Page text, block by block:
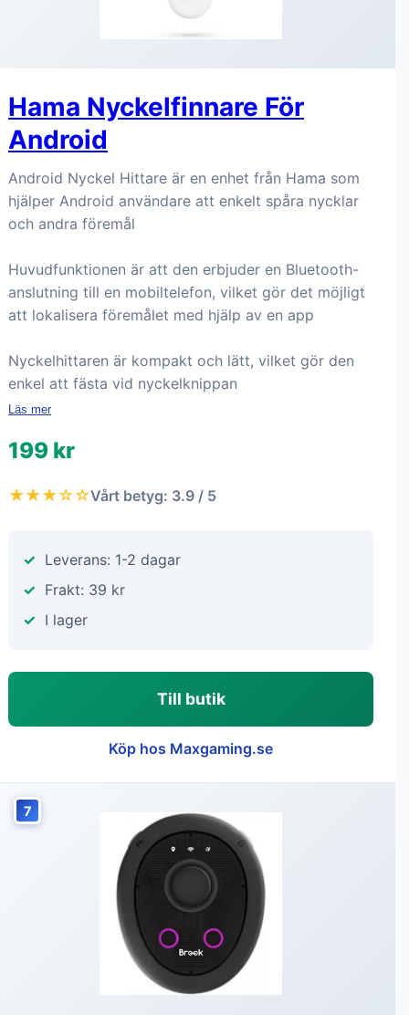
Hama Nyckelfinnare För
Android
Android Nyckel Hittare är en enhet från Hama som
hjälper Android användare att enkelt spåra nycklar
och andra föremål
Huvudfunktionen är att den erbjuder en Bluetooth-
anslutning till en mobiltelefon, vilket gör det möjligt
att lokalisera föremålet med hjälp av en app
Nyckelhittaren är kompakt och lätt, vilket gör den
enkel att fästa vid nyckelknippan
Läs mer
199 kr
★★★☆☆Vårt betyg: 3.9 / 5
Leverans: 1-2 dagar
Frakt: 39 kr
I lager
Till butik
Köp hos Maxgaming.se
7